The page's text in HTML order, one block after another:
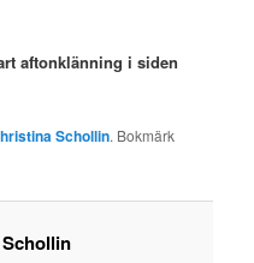
aftonklänning i siden
Schollin. Bokmärk